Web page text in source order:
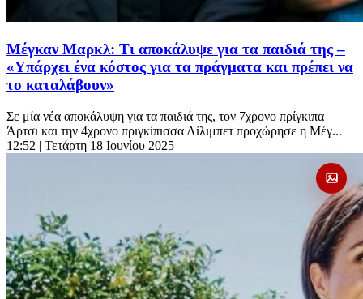
Μέγκαν Μαρκλ: Τι αποκάλυψε για τα παιδιά της –
«Υπάρχει ένα κόστος για τα πράγματα και πρέπει να
το καταλάβουν»
Σε μία νέα αποκάλυψη για τα παιδιά της, τον 7χρονο πρίγκιπα
Άρτσι και την 4χρονο πριγκίπισσα Λίλιμπετ προχώρησε η Μέγ...
12:52 | Τετάρτη 18 Ιουνίου 2025